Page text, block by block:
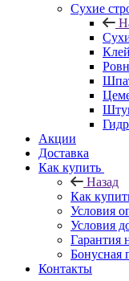
Сухие
Клей
Акции
Доставка
Как купить
Назад
Как
Условия
Условия
Гарантия
Бонусная
Контакты